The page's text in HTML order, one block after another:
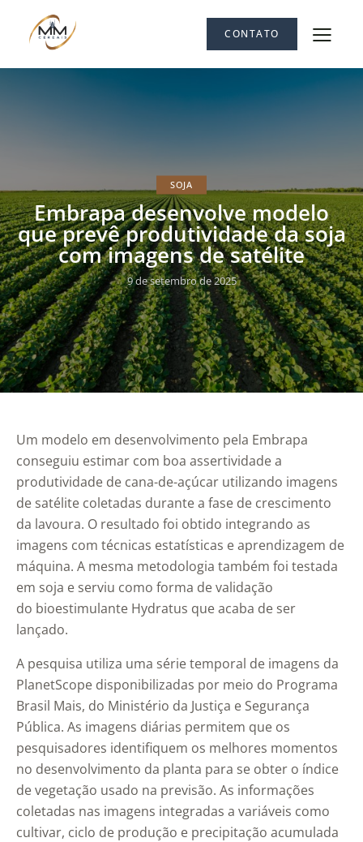
CONTATO
SOJA
Embrapa desenvolve modelo
que prevê produtividade da soja
com imagens de satélite
9 de setembro de 2025
Um modelo em desenvolvimento pela Embrapa
conseguiu estimar com boa assertividade a
produtividade de cana-de-açúcar utilizando imagens
de satélite coletadas durante a fase de crescimento
da lavoura. O resultado foi obtido integrando as
imagens com técnicas estatísticas e aprendizagem de
máquina. A mesma metodologia também foi testada
em soja e serviu como forma de validação
do bioestimulante Hydratus que acaba de ser
lançado.
A pesquisa utiliza uma série temporal de imagens da
PlanetScope disponibilizadas por meio do Programa
Brasil Mais, do Ministério da Justiça e Segurança
Pública. As imagens diárias permitem que os
pesquisadores identifiquem os melhores momentos
no desenvolvimento da planta para se obter o índice
de vegetação usado na previsão. As informações
coletadas nas imagens integradas a variáveis como
cultivar, ciclo de produção e precipitação acumulada